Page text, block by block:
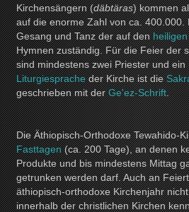
Kirchensängern (däbtäras) kommen
auf die enorme Zahl von ca. 400.000.
Gesang und Tanz der auf den
Hymnen zuständig. Für die Feier der
sind mindestens zwei Priester und
Liturgiespracheder Kirche ist die
geschrieben mit derGe'ez-Schrift.
Die Äthiopisch-Orthodoxe Tewahido-
Fasttagen(ca. 200 Tage), an denen
Produkte und bis mindestens Mittag
getrunken werden darf. Auch an
äthiopisch-orthodoxe Kirchenjahr
innerhalb der christlichen Kirchen